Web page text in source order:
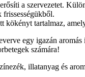
a szervezetet.
frissességükből.
kökényt tartalmaz,
egy igazán aromás
számára!
illatanyag és